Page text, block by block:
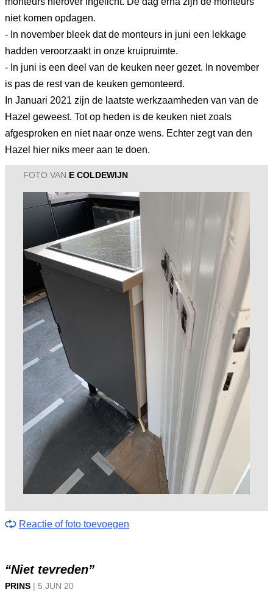
niet komen opdagen.
- In november bleek dat de monteurs in juni een lekkage
hadden veroorzaakt in onze kruipruimte.
- In juni is een deel van de keuken neer gezet. In november
is pas de rest van de keuken gemonteerd.
In Januari 2021 zijn de laatste werkzaamheden van van de
Hazel geweest. Tot op heden is de keuken niet zoals
afgesproken en niet naar onze wens. Echter zegt van den
Hazel hier niks meer aan te doen.
FOTO VAN E COLDEWIJN
Reactie of foto toevoegen
“Niet tevreden”
PRINS | 5 JUN 20